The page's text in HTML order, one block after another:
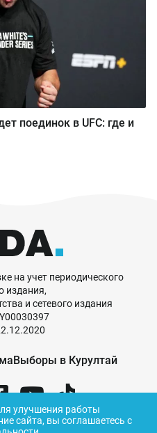
поединок в UFC: где и
на учет периодического
издания,
и сетевого издания
Выборы в Курултай
улучшения работы
сайта, вы соглашаетесь с